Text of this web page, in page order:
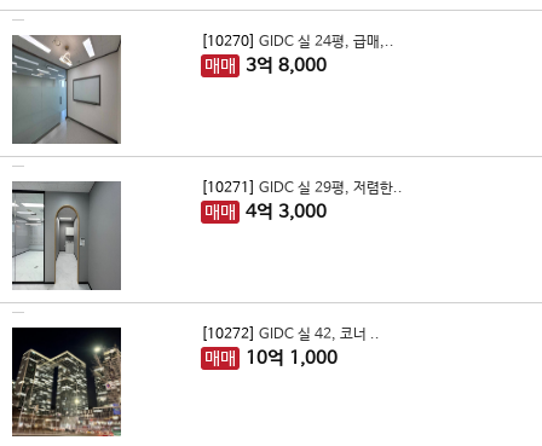
[10270] GIDC 실 24평, 급매,..
매매 3억 8,000
[10271] GIDC 실 29평, 저렴한..
매매 4억 3,000
[10272] GIDC 실 42, 코너 ..
매매 10억 1,000